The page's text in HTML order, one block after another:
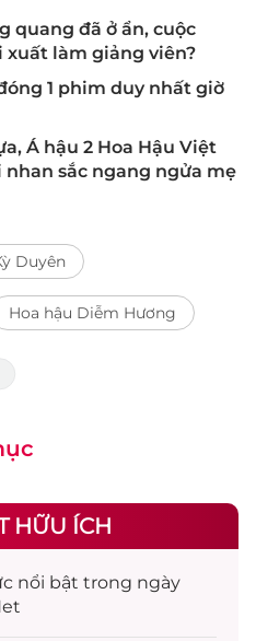
quang đã ở ẩn, cuộc
xuất làm giảng viên?
1 phim duy nhất giờ
Á hậu 2 Hoa Hậu Việt
nhan sắc ngang ngửa mẹ
Duyên
Hoa hậu Diễm Hương
HỮU ÍCH
nổi bật trong ngày